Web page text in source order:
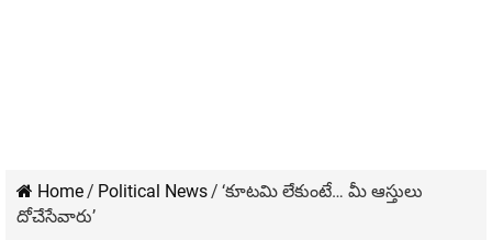
Home/ Political News/ ‘కూట‌మి లేకుంటే… మీ ఆస్తులు
దోచేసేవారు’